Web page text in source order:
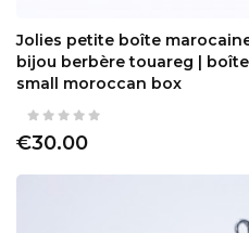
Jolies petite boîte
bijou berbère touareg |
small moroccan box
€30.00